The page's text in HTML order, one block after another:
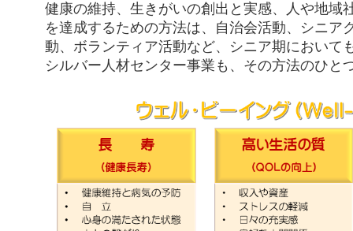
健康の維持、生きがいの創出と実感、人や地域
を達成するための方法は、自治会活動、シニア
動、ボランティア活動など、シニア期において
シルバー人材センター事業も、その方法のひと